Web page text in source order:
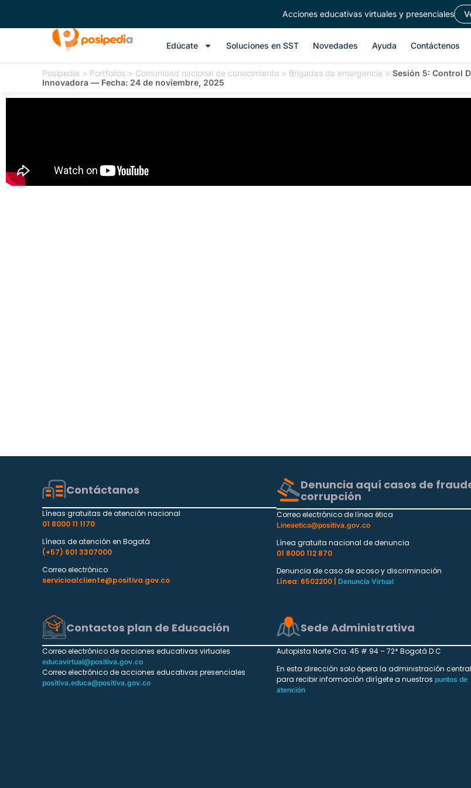
Acciones educativas virtuales y presenciales
Edúcate Soluciones en SST Novedades Ayuda Contáctenos
Posipedia > Portfolios > Comunidad nacional de conocimiento > Brigadas de emergencia > Sesión 5: Control
Innovadora — Fecha: 24 de noviembre, 2025
Contáctanos
Líneas gratuitas de atención nacional
01 8000 11 1170
Líneas de atención en Bogotá
(+57) 601 3307000
Correo electrónico
servicioalcliente@positiva.gov.co
Denuncia aquí casos de
corrupción
Correo electrónico de línea ética
Lineaetica@positiva.gov.co
Línea gratuita nacional de denuncia
01 8000 112 870
Denuncia de caso de acoso y discriminación
Línea: 6502200 |
Denuncia Virtual
Contactos plan de Educación
Correo electrónico de acciones educativas virtuales
educavirtual@positiva.gov.co
Correo electrónico de acciones educativas presenciales
positiva.educa@positiva.gov.co
Sede Administrativa
Autopista Norte Cra. 45 # 94 – 72* Bogotá D.C
En esta dirección solo ópera la administración central
para recibir información dirígete a nuestros puntos de
atención